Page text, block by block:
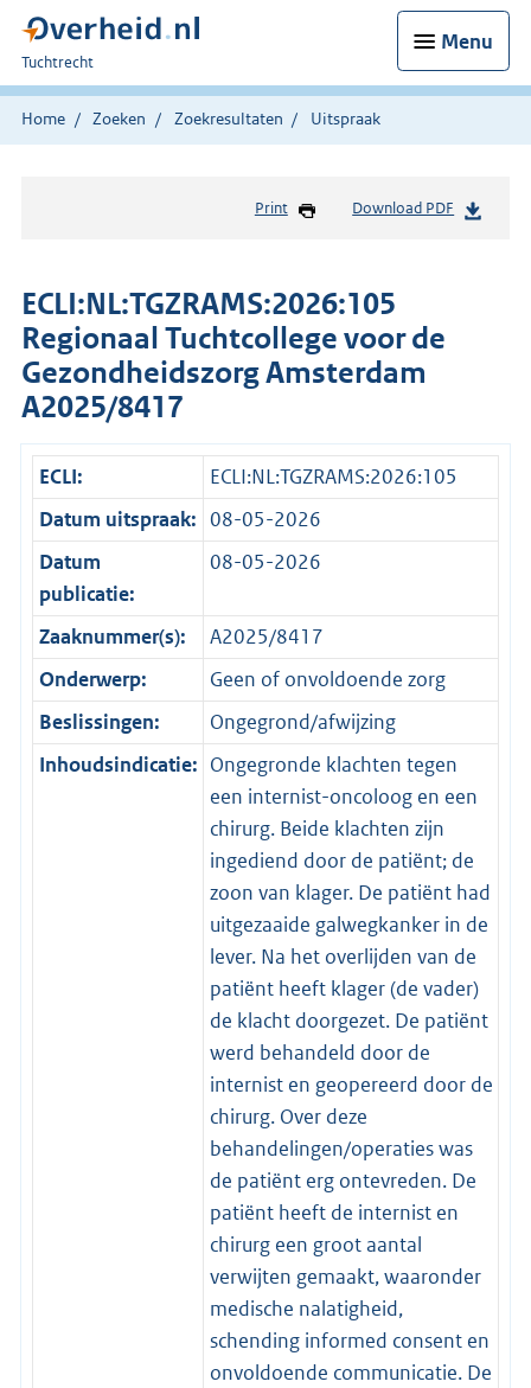
Menu
U
bent
hier:
Tuchtrecht
Home Zoeken Zoekresultaten Uitspraak
Print Download PDF
ECLI:NL:TGZRAMS:2026:105
Regionaal Tuchtcollege voor de
Gezondheidszorg Amsterdam
A2025/8417
ECLI:
ECLI:NL:TGZRAMS:2026:105
Datum uitspraak: 08-05-2026
Datum
publicatie:
08-05-2026
Zaaknummer(s):
A2025/8417
Onderwerp:
Geen of onvoldoende zorg
Beslissingen:
Ongegrond/afwijzing
Inhoudsindicatie: Ongegronde klachten tegen
een internist-oncoloog en een
chirurg. Beide klachten zijn
ingediend door de patiënt; de
zoon van klager. De patiënt had
uitgezaaide galwegkanker in de
lever. Na het overlijden van de
patiënt heeft klager (de vader)
de klacht doorgezet. De patiënt
werd behandeld door de
internist en geopereerd door de
chirurg. Over deze
behandelingen/operaties was
de patiënt erg ontevreden. De
patiënt heeft de internist en
chirurg een groot aantal
verwijten gemaakt, waaronder
medische nalatigheid,
schending informed consent en
onvoldoende communicatie. De